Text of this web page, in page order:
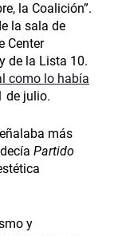
la Coalición”.
la sala de
Center
de la Lista 10.
como lo había
de julio.
más
Partido
y